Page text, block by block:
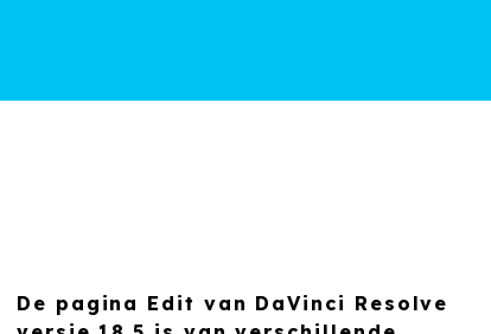
De pagina Edit van DaVinci Resolve